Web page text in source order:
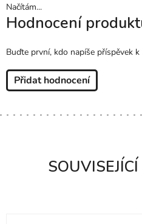
Načítám...
Hodnocení
Buďte první, kdo napíše příspěvek
Přidat hodnocení